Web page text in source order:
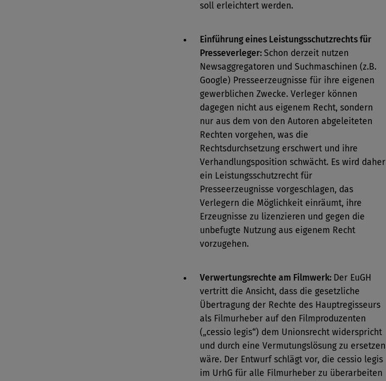
soll erleichtert werden.
Einführung eines Leistungsschutzrechts für
Presseverleger:Schon derzeit nutzen
Newsaggregatoren und Suchmaschinen (z.B.
Google) Presseerzeugnisse für ihre eigenen
gewerblichen Zwecke. Verleger können
dagegen nicht aus eigenem Recht, sondern
nur aus dem von den Autoren abgeleiteten
Rechten vorgehen, was die
Rechtsdurchsetzung erschwert und ihre
Verhandlungsposition schwächt. Es wird daher
ein Leistungsschutzrecht für
Presseerzeugnisse vorgeschlagen, das
Verlegern die Möglichkeit einräumt, ihre
Erzeugnisse zu lizenzieren und gegen die
unbefugte Nutzung aus eigenem Recht
vorzugehen.
Verwertungsrechte am Filmwerk: Der EuGH
vertritt die Ansicht, dass die gesetzliche
Übertragung der Rechte des Hauptregisseurs
als Filmurheber auf den Filmproduzenten
(„cessio legis“) dem Unionsrecht widerspricht
und durch eine Vermutungslösung zu ersetzen
wäre. Der Entwurf schlägt vor, die cessio legis
im UrhG für alle Filmurheber zu überarbeiten